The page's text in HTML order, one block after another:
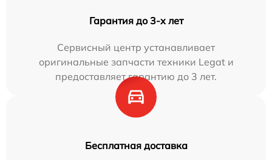
Гарантия до 3-х лет
Сервисный центр устанавливает
оригинальные запчасти техники Legat и
предоставляет гарантию до 3 лет.
Бесплатная доставка